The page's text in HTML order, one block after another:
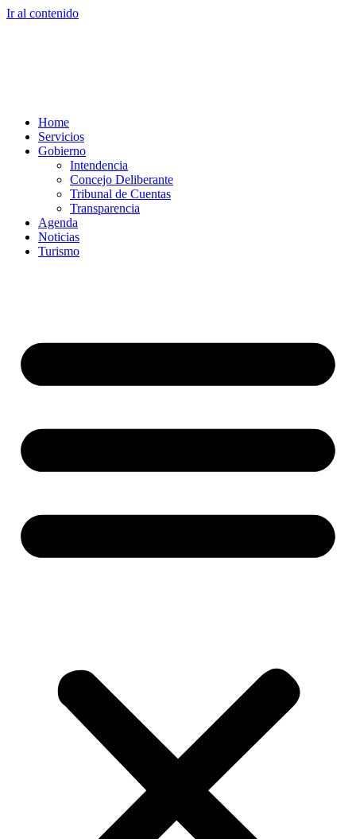
Ir al contenido
Home
Servicios
Gobierno
Intendencia
Concejo Deliberante
Tribunal de Cuentas
Transparencia
Agenda
Noticias
Turismo